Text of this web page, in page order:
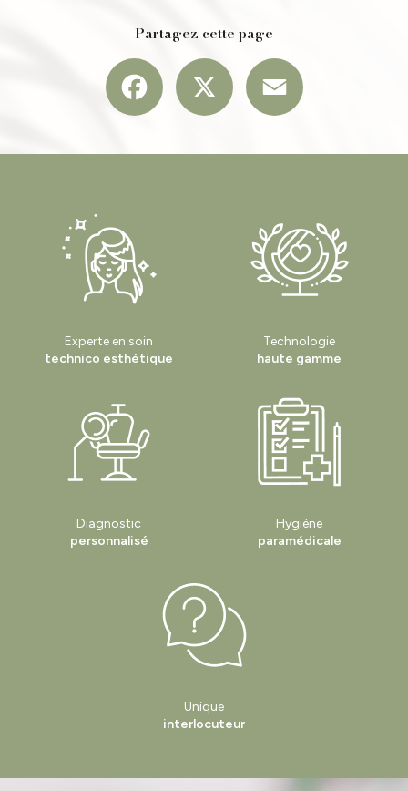
Partagez cette page
Facebook
Experte en soin
technico esthétique
Technologie
haute gamme
Diagnostic
personnalisé
Hygiène
paramédicale
Unique
interlocuteur